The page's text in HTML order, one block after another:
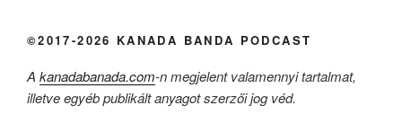
©2017-2026 KANADA BANDA PODCAST
A kanadabanada.com-n megjelent valamennyi tartalmat,
illetve egyéb publikált anyagot szerzői jog véd.